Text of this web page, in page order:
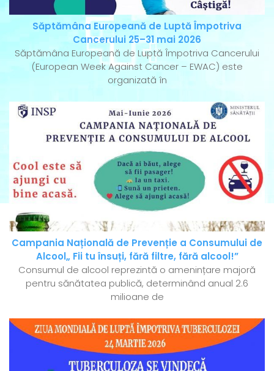
Săptămâna Europeană de Luptă Împotriva
Cancerului 25–31 mai 2026
Săptămâna Europeană de Luptă Împotriva Cancerului
(European Week Against Cancer – EWAC) este
organizată în
Campania Națională de Prevenție a Consumului de
Alcool„ Fii tu însuți, fără filtre, fără alcool!”
Consumul de alcool reprezintă o amenințare majoră
pentru sănătatea publică, determinând anual 2.6
milioane de